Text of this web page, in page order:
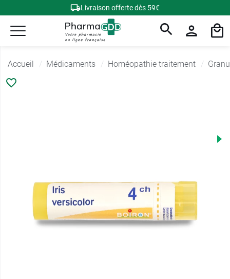
Livraison offerte dès 59€
Accueil Médicaments Homéopathie traitement